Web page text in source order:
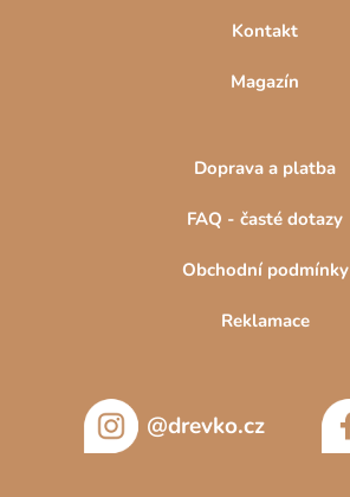
Kontakt
Magazín
Doprava a platba
FAQ - časté dotazy
Obchodní podmínky
Reklamace
@drevko.cz